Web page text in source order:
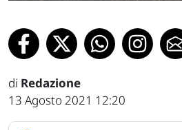
di Redazione
13 Agosto 2021 12:20